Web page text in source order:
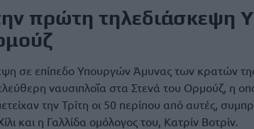
πρώτη τηλεδιάσκεψη
σε επίπεδο Υπουργών Άμυνας των κρατών
ναυσιπλοΐα στα Στενά του Ορμούζ, η
την Τρίτη οι 50 περίπου από αυτές,
και η Γαλλίδα ομόλογος του, Κατρίν Βοτρίν.